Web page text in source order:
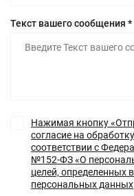
Текст вашего сообщения *
Нажимая кнопку
согласие на
соответствии с
№152-ФЗ «О
целей, определенных
персональных данных